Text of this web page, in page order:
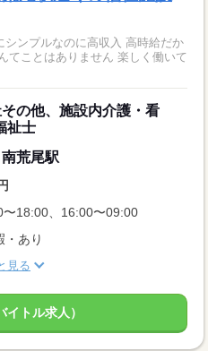
ンプルなのに高収入 高時給だか
てことはありません 楽しく働いて
の他、施設内介護・看
祉士
荒尾駅
18:00、16:00〜09:00
あり
見る
イトル求人）